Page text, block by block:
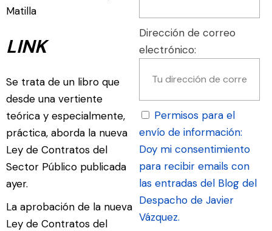
Matilla
LINK
Se trata de un libro que
desde una vertiente
teórica y especialmente,
práctica, aborda la nueva
Ley de Contratos del
Sector Público publicada
ayer.
La aprobación de la nueva
Ley de Contratos del
Dirección de correo
electrónico:
Permisos para el
envío de información:
Doy mi consentimiento
para recibir emails con
las entradas del Blog del
Despacho de Javier
Vázquez.